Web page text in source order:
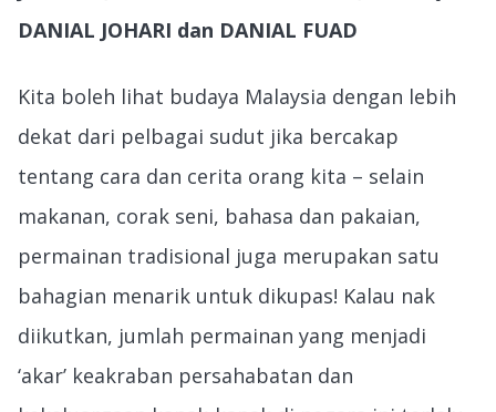
DANIAL JOHARI dan DANIAL FUAD
Kita boleh lihat budaya Malaysia dengan lebih
dekat dari pelbagai sudut jika bercakap
tentang cara dan cerita orang kita – selain
makanan, corak seni, bahasa dan pakaian,
permainan tradisional juga merupakan satu
bahagian menarik untuk dikupas! Kalau nak
diikutkan, jumlah permainan yang menjadi
‘akar’ keakraban persahabatan dan